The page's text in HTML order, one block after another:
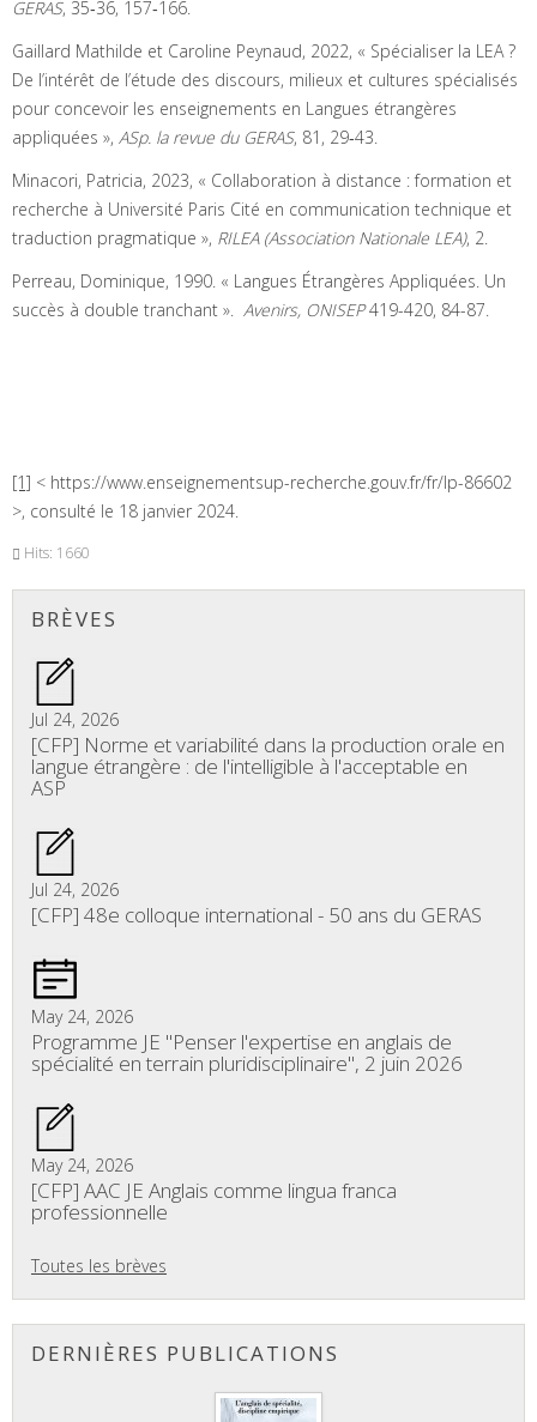
GERAS, 35‑36, 157‑166.
Gaillard Mathilde et Caroline Peynaud, 2022, « Spécialiser la LEA ?
De l’intérêt de l’étude des discours, milieux et cultures spécialisés
pour concevoir les enseignements en Langues étrangères
appliquées », ASp. la revue du GERAS, 81, 29‑43.
Minacori, Patricia, 2023, « Collaboration à distance : formation et
recherche à Université Paris Cité en communication technique et
traduction pragmatique », RILEA (Association Nationale LEA), 2.
Perreau, Dominique, 1990. « Langues Étrangères Appliquées. Un
succès à double tranchant ». Avenirs, ONISEP419-420, 84-87.
[1] < https://www.enseignementsup-recherche.gouv.fr/fr/lp-86602
>, consulté le 18 janvier 2024.
Hits: 1660
BRÈVES
Jul 24, 2026
[CFP] Norme et variabilité dans la production orale en
langue étrangère : de l'intelligible à l'acceptable en
ASP
Jul 24, 2026
[CFP] 48e colloque international - 50 ans du GERAS
May 24, 2026
Programme JE "Penser l'expertise en anglais de
spécialité en terrain pluridisciplinaire", 2 juin 2026
May 24, 2026
[CFP] AAC JE Anglais comme lingua franca
professionnelle
Toutes les brèves
DERNIÈRES PUBLICATIONS